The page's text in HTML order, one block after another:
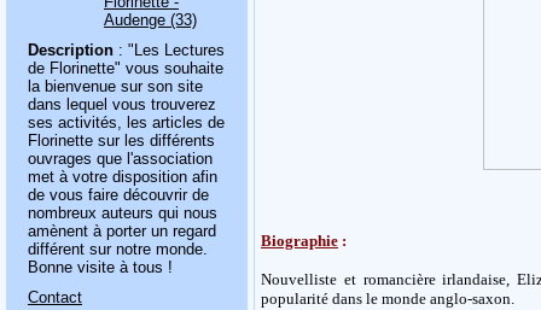
Description : "Les Lectures
de Florinette" vous souhaite
la bienvenue sur son site
dans lequel vous trouverez
ses activités, les articles de
Florinette sur les différents
ouvrages que l'association
met à votre disposition afin
de vous faire découvrir de
nombreux auteurs qui nous
amènent à porter un regard
différent sur notre monde.
Bonne visite à tous !
Contact
Biographie :
Nouvelliste et romancière irlandaise,
popularité dans le monde anglo-saxon.